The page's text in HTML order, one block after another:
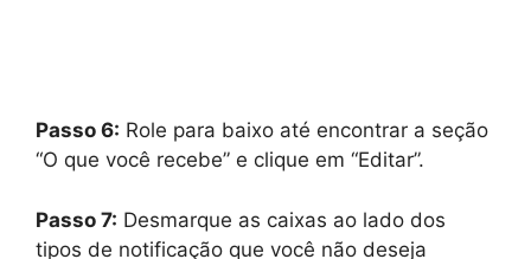
Passo 6: Role para baixo até encontrar a seção
“O que você recebe” e clique em “Editar”.
Passo 7: Desmarque as caixas ao lado dos
tipos de notificação que você não deseja